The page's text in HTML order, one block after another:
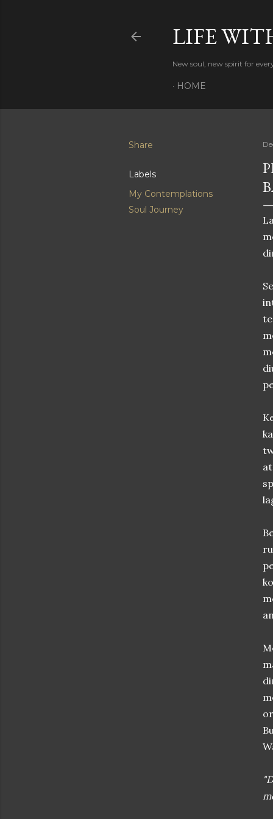
LIFE
New soul, new spirit for
HOME
Share
Labels
My Contemplations
Soul Journey